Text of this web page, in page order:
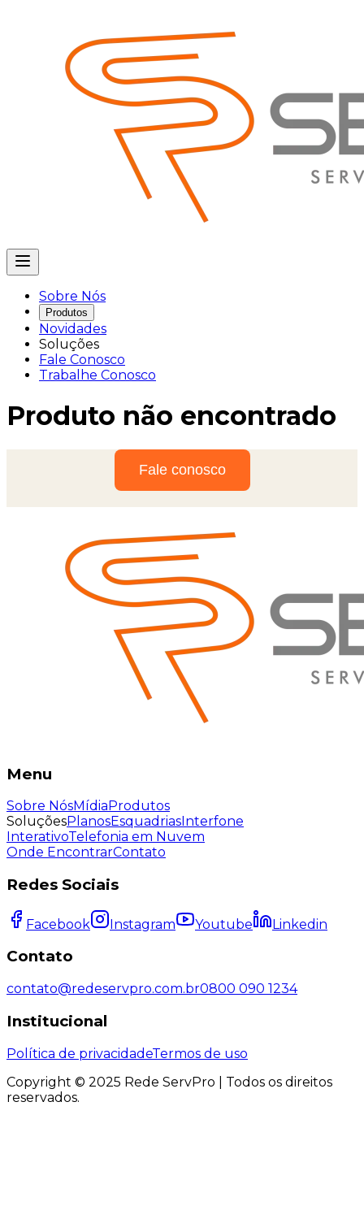
Sobre Nós
Produtos
Novidades
Soluções
Fale Conosco
Trabalhe Conosco
Produto não encontrado
Fale conosco
Menu
Sobre NósMídia Produtos
SoluçõesPlanosEsquadrias Interfone
InterativoTelefonia em Nuvem
Onde EncontrarContato
Redes Sociais
Facebook Instagram Youtube Linkedin
Contato
contato@redeservpro.com.br0800 090 1234
Institucional
Política de privacidadeTermos de uso
Copyright © 2025 Rede ServPro | Todos os direitos
reservados.